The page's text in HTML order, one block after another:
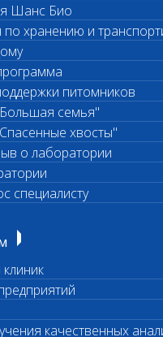
Шанс Био
по хранению и
питомников
семья"
хвосты"
о лаборатории
специалисту
качественных
исследования